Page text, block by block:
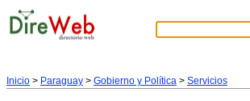
Inicio > Paraguay > Gobierno y Política > Servicios